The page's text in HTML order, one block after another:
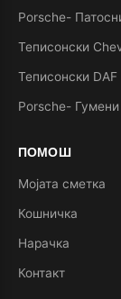
Porsche-
Теписонски
Теписонски DAF
Porsche-
ПОМОШ
Мојата сметка
Кошничка
Нарачка
Контакт